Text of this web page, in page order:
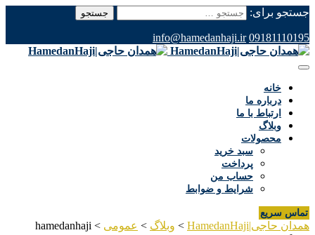
جستجو برای:
09181110195
info@hamedanhaji.ir
خانه
درباره ما
ارتباط با ما
وبلاگ
محصولات
سبد خرید
پرداخت
حساب من
شرایط و ضوابط
تماس سریع
همدان حاجی|HamedanHaji > وبلاگ > عمومی >
hamedanhaji